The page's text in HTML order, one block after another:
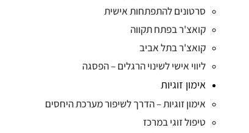
סרטונים להתפתחות אישית
קואצ'ר בפתח תקווה
קואצ'ר בתל אביב
ליווי אישי לשינוי הרגלים – הפסגה
אימון זוגיות
אימון זוגיות – הדרך לשיפור מערכת היחסים
טיפול זוגי במרכז